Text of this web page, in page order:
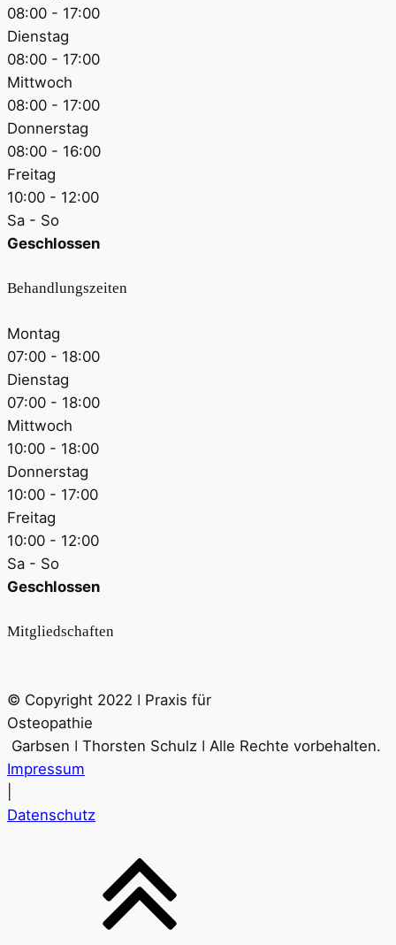
08:00 - 17:00
Dienstag
08:00 - 17:00
Mittwoch
08:00 - 17:00
Donnerstag
08:00 - 16:00
Freitag
10:00 - 12:00
Sa - So
Geschlossen
Behandlungszeiten
Montag
07:00 - 18:00
Dienstag
07:00 - 18:00
Mittwoch
10:00 - 18:00
Donnerstag
10:00 - 17:00
Freitag
10:00 - 12:00
Sa - So
Geschlossen
Mitgliedschaften
© Copyright 2022 ǀ Praxis für
Osteopathie
Garbsen ǀ Thorsten Schulz ǀ Alle Rechte vorbehalten.
Impressum
Datenschutz